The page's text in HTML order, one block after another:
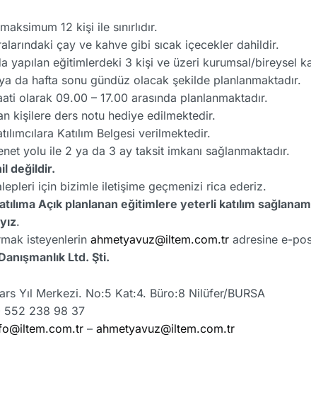
12 kişi ile sınırlıdır.
çay ve kahve gibi sıcak içecekler dahildir.
yapılan eğitimlerdeki 3 kişi ve üzeri kurumsal/bireysel
da hafta sonu gündüz olacak şekilde planlanmaktadır.
olarak 09.00 – 17.00 arasında planlanmaktadır.
kişilere ders notu hediye edilmektedir.
Katılım Belgesi verilmektedir.
yolu ile 2 ya da 3 ay taksit imkanı sağlanmaktadır.
değildir.
için bizimle iletişime geçmenizi rica ederiz.
Açık planlanan eğitimlere yeterli katılım
.
isteyenlerin ahmetyavuz@iltem.com.tr adresine e-
Ltd. Şti.
Yıl Merkezi. No:5 Kat:4. Büro:8 Nilüfer/BURSA
238 98 37
–ahmetyavuz@iltem.com.tr